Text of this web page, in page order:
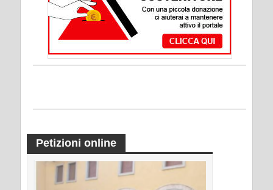
Petizioni online